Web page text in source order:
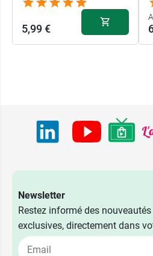
5,99 €
Newsletter
Restez informé des
exclusives, directement dans